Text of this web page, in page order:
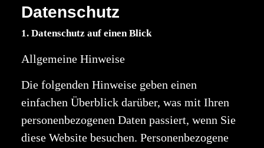
Datenschutz
1. Datenschutz auf einen Blick
Allgemeine Hinweise
Die folgenden Hinweise geben einen
einfachen Überblick darüber, was mit Ihren
personenbezogenen Daten passiert, wenn Sie
diese Website besuchen. Personenbezogene